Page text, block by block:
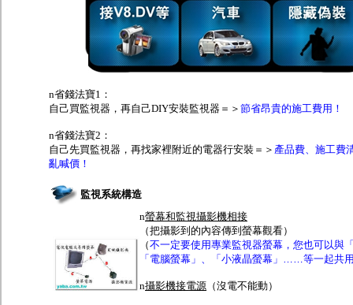
n省錢法寶1：
自己買監視器，再自己DIY安裝監視器＝＞ 節省昂貴的施工費用！
n省錢法寶2：
自己先買監視器，再找家裡附近的電器行安裝＝＞ 產品費、施工費
亂喊價！
監視系統構造
n螢幕和監視攝影機相接
（把攝影到的內容傳到螢幕觀看）
（不一定要使用專業監視器螢幕，您也可以與
「電腦螢幕」、「小液晶螢幕」……等一起共
n攝影機接電源 （沒電不能動）